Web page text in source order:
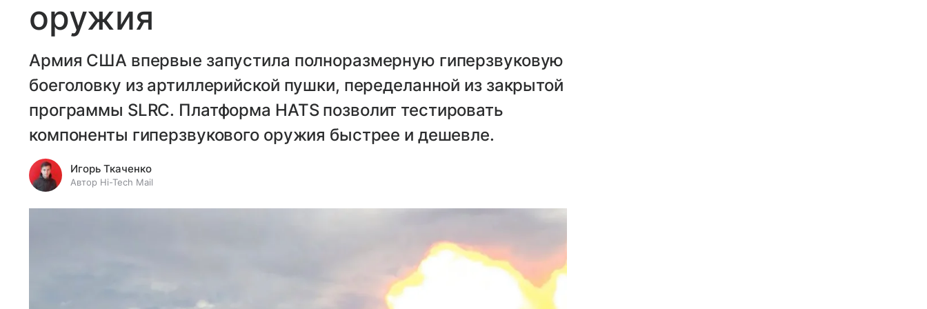
оружия
Армия США впервые запустила полноразмерную гиперзвуковую
боеголовку из артиллерийской пушки, переделанной из закрытой
программы SLRC. Платформа HATS позволит тестировать
компоненты гиперзвукового оружия быстрее и дешевле.
Игорь Ткаченко
Автор Hi-Tech Mail